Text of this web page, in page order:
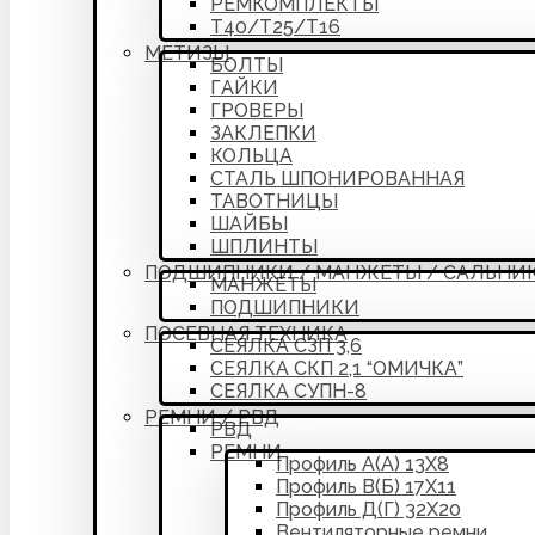
Т40/Т25/Т16
МЕТИЗЫ
БОЛТЫ
ГАЙКИ
ГРОВЕРЫ
ЗАКЛЕПКИ
КОЛЬЦА
СТАЛЬ ШПОНИРОВАННАЯ
ТАВОТНИЦЫ
ШАЙБЫ
ШПЛИНТЫ
ПОДШИПНИКИ / МАНЖЕТЫ /
МАНЖЕТЫ
ПОДШИПНИКИ
ПОСЕВНАЯ ТЕХНИКА
СЕЯЛКА СЗП 3,6
СЕЯЛКА СКП 2,1 “ОМИЧКА”
СЕЯЛКА СУПН-8
РЕМНИ / РВД
РВД
РЕМНИ
Профиль А(А) 13Х8
Профиль В(Б) 17Х11
Профиль Д(Г) 32Х20